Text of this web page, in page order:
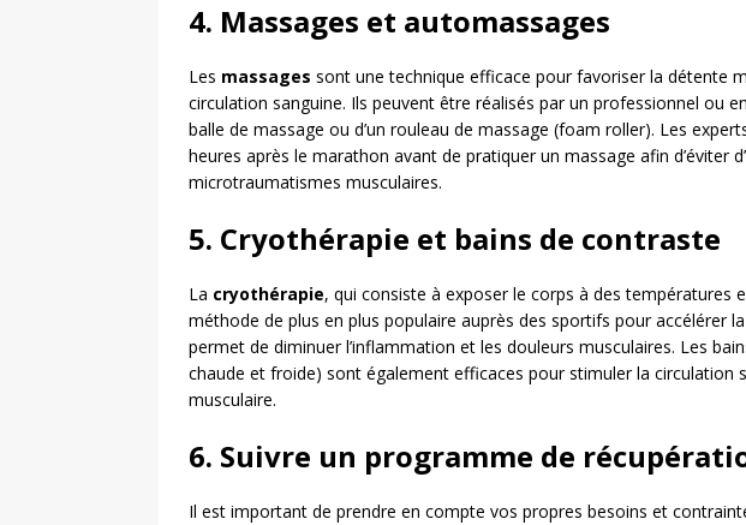
4. Massages et automassages
Les massages sont une technique efficace pour favoriser la détente
circulation sanguine. Ils peuvent être réalisés par un professionnel ou
balle de massage ou d’un rouleau de massage (foam roller). Les
heures après le marathon avant de pratiquer un massage afin d’éviter
microtraumatismes musculaires.
5. Cryothérapie et bains de contraste
La cryothérapie, qui consiste à exposer le corps à des températures
méthode de plus en plus populaire auprès des sportifs pour accélérer
permet de diminuer l’inflammation et les douleurs musculaires. Les
chaude et froide) sont également efficaces pour stimuler la circulation
musculaire.
6. Suivre un programme de
Il est important de prendre en compte vos propres besoins et